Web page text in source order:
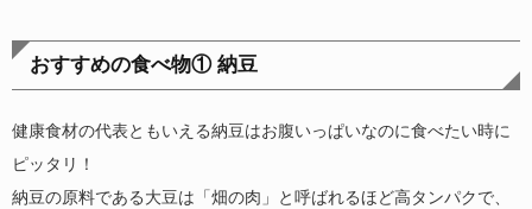
おすすめの食べ物① 納豆
健康食材の代表ともいえる納豆はお腹いっぱいなのに食べたい時に
ピッタリ！
納豆の原料である大豆は「畑の肉」と呼ばれるほど高タンパクで、